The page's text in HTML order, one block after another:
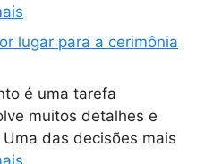
lugar para a cerimônia
é uma tarefa
muitos detalhes e
das decisões mais